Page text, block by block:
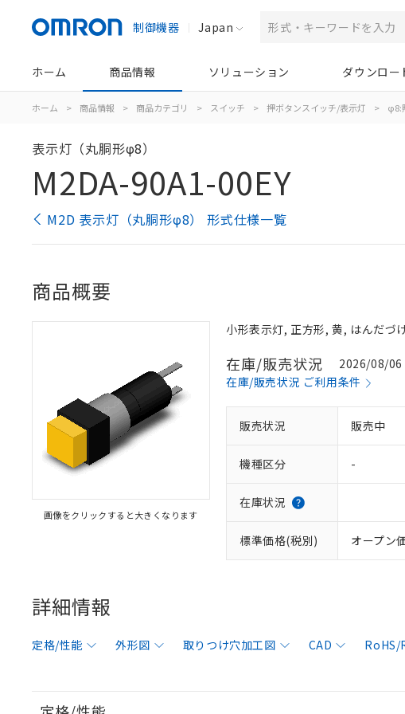
制御機器 Japan
ホーム 商品情報 ソリューション ダウンロー
ホーム > 商品情報 > 商品カテゴリ > スイッチ > 押ボタンスイッチ/表示灯 > φ8:
表示灯（丸胴形φ8）
M2DA-90A1-00EY
M2D 表示灯（丸胴形φ8） 形式仕様一覧
商品概要
画像をクリックすると大きくなります
小形表示灯, 正方形, 黄, はんだづ
在庫/販売状況
2026/08/06
在庫/販売状況 ご利用条件
販売状況 販売中
機種区分 -
在庫状況
標準価格(税別) オープン
詳細情報
定格/性能 外形図 取りつけ穴加工図 CAD RoHS/